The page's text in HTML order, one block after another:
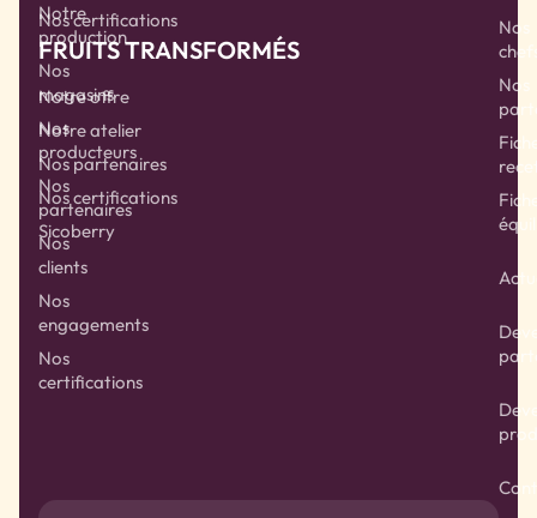
Notre
production
Nos
magasins
Nos
producteurs
Nos
partenaires
Nos
clients
Nos
engagements
Nos
certifications
Nos certifications
FRUITS TRANSFORMÉS
Notre offre
Notre atelier
Nos partenaires
Nos certifications
Sicoberry
Nos
Nos